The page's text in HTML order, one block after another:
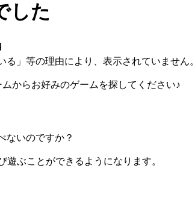
した
」等の理由により、表示されていません。
からお好みのゲームを探してください♪
ないのですか？
遊ぶことができるようになります。